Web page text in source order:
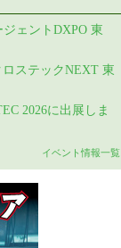
ジェントDXPO 東
ロステックNEXT 東
2026に出展しま
イベント情報一覧